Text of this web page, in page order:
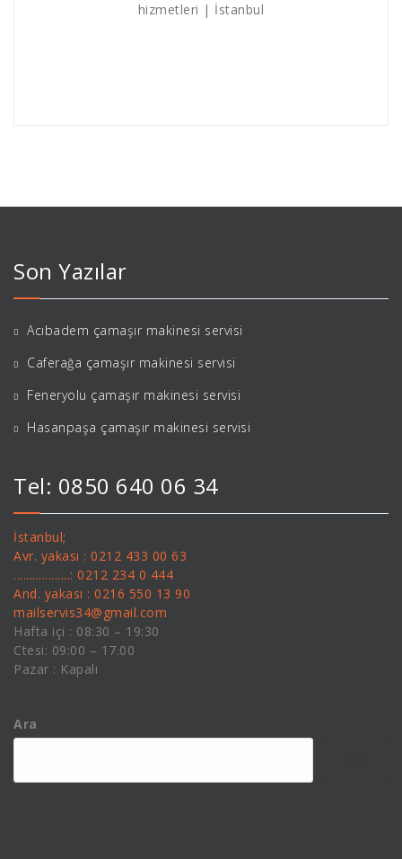
hizmetleri | İstanbul
Son Yazılar
Acıbadem çamaşır makinesi servisi
Caferağa çamaşır makinesi servisi
Feneryolu çamaşır makinesi servisi
Hasanpaşa çamaşır makinesi servisi
Tel: 0850 640 06 34
İstanbul;
Avr. yakası : 0212 433 00 63
..................: 0212 234 0 444
And. yakası : 0216 550 13 90
mailservis34@gmail.com
Hafta içi : 08:30 – 19:30
Ctesi: 09:00 – 17.00
Pazar : Kapalı
Ara